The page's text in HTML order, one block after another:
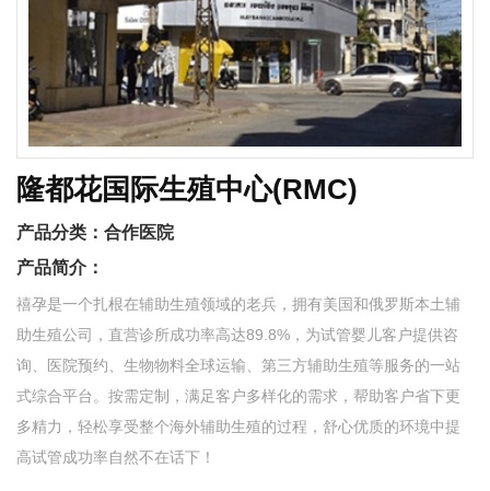
隆都花国际生殖中心(RMC)
产品分类： 合作医院
产品简介：
禧孕是一个扎根在辅助生殖领域的老兵，拥有美国和俄罗斯本土辅
助生殖公司，直营诊所成功率高达89.8%，为试管婴儿客户提供咨
询、医院预约、生物物料全球运输、第三方辅助生殖等服务的一站
式综合平台。按需定制，满足客户多样化的需求，帮助客户省下更
多精力，轻松享受整个海外辅助生殖的过程，舒心优质的环境中提
高试管成功率自然不在话下！